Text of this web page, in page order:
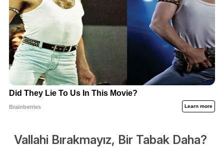
Vallahi Bırakmayız, Bir Tabak Daha?